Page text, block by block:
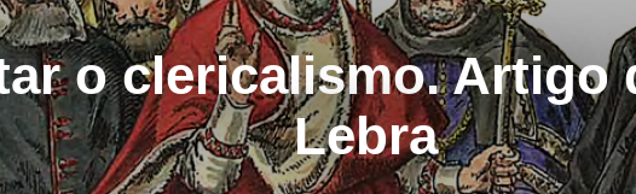
o clericalismo. Artigo
Lebra